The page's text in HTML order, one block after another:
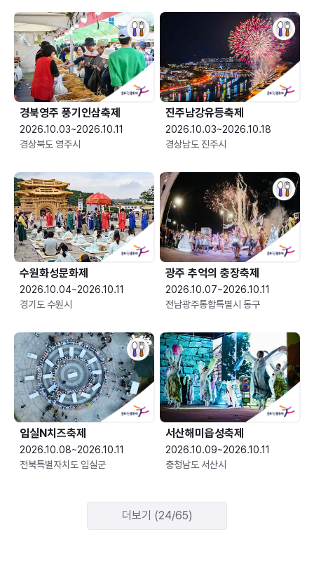
경북영주 풍기인삼축제
2026.10.03~2026.10.11
경상북도 영주시
진주남강유등축제
2026.10.03~2026.10.18
경상남도 진주시
수원화성문화제
2026.10.04~2026.10.11
경기도 수원시
광주 추억의 충장축제
2026.10.07~2026.10.11
전남광주통합특별시 동구
임실N치즈축제
2026.10.08~2026.10.11
전북특별자치도 임실군
서산해미읍성축제
2026.10.09~2026.10.11
충청남도 서산시
더보기 (24/65)